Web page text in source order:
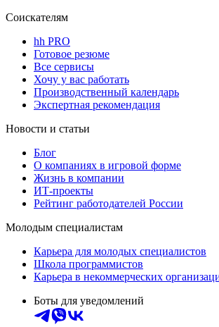
Соискателям
hh PRO
Готовое резюме
Все сервисы
Хочу у вас работать
Производственный календарь
Экспертная рекомендация
Новости и статьи
Блог
О компаниях в игровой форме
Жизнь в компании
ИТ-проекты
Рейтинг работодателей России
Молодым специалистам
Карьера для молодых специалистов
Школа программистов
Карьера в некоммерческих
Боты для уведомлений